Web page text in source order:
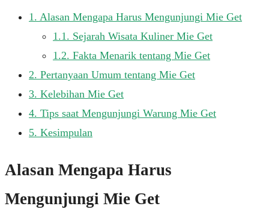
1. Alasan Mengapa Harus Mengunjungi Mie Get
1.1. Sejarah Wisata Kuliner Mie Get
1.2. Fakta Menarik tentang Mie Get
2. Pertanyaan Umum tentang Mie Get
3. Kelebihan Mie Get
4. Tips saat Mengunjungi Warung Mie Get
5. Kesimpulan
Alasan Mengapa Harus
Mengunjungi Mie Get